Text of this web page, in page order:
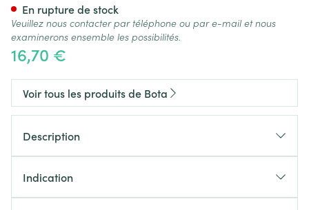
16,70 €
En rupture de stock
Veuillez nous contacter par téléphone ou par e-mail et nous
examinerons ensemble les possibilités.
Voir tous les produits de Bota
Description
Indication